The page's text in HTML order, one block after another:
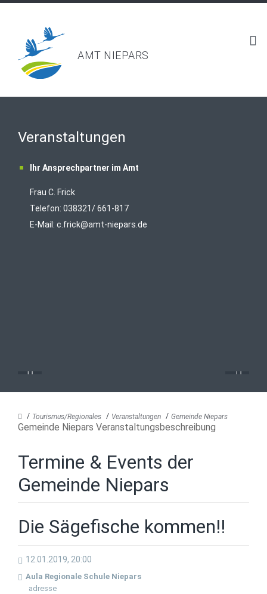
AMT NIEPARS
Veranstaltungen
Ihr Ansprechpartner im Amt
Frau C. Frick
Telefon: 038321/ 661-817
E-Mail: c.frick@amt-niepars.de
Tourismus/Regionales Veranstaltungen Gemeinde Niepars
Gemeinde Niepars Veranstaltungsbeschreibung
Termine & Events der
Gemeinde Niepars
Die Sägefische kommen!!
12.01.2019, 20:00
Aula Regionale Schule Niepars
adresse